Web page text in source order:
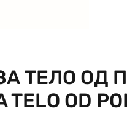
ТЕЛО ОД
TELO OD